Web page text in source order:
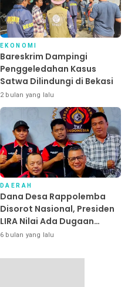
EKONOMI
Bareskrim Dampingi
Penggeledahan Kasus
Satwa Dilindungi di Bekasi
2 bulan yang lalu
DAERAH
Dana Desa Rappolemba
Disorot Nasional, Presiden
LIRA Nilai Ada Dugaan
Abuse of Power
6 bulan yang lalu